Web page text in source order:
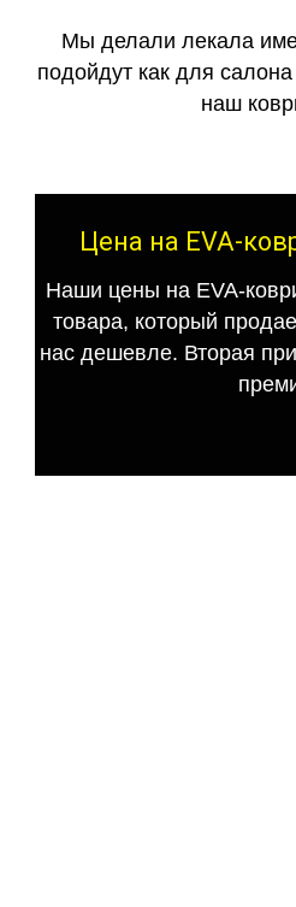
Мы делали лекала
подойдут как для
наш
Цена на EVA-
Наши цены на EVA-
товара, который
нас дешевле. Вторая